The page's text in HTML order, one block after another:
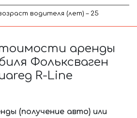
водителя (лет) – 25
аренды
Фольксваген
R-Line
(получение авто) или